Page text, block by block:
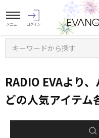
キーワードから探す
RADIO EVAより
どの人気アイテム